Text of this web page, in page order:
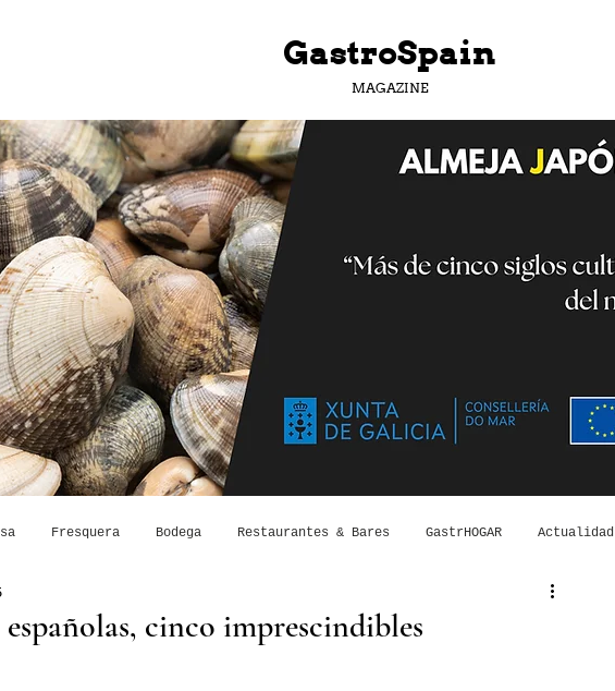
GastroSpain
MAGAZINE
Fresquera Bodega Restaurantes & Bares GastrHOGAR Actualidad
cinco imprescindibles